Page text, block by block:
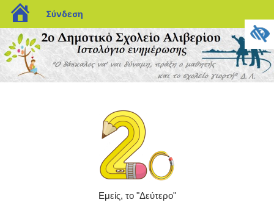
blogs.sch.gr
Σύνδεση
Μετάβαση
στο
περιεχόμενο
Εμείς, το "Δεύτερο"